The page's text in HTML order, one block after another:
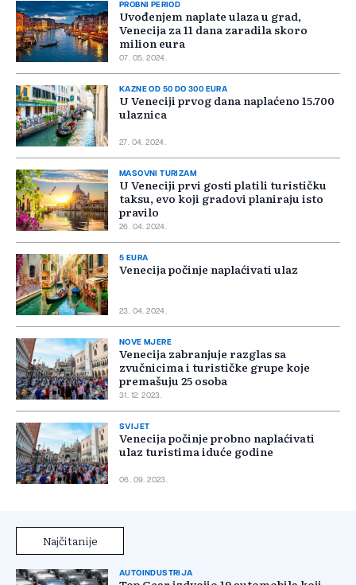
PROBNI PERIOD
Uvođenjem naplate ulaza u grad,
Venecija za 11 dana zaradila skoro
milion eura
07. 05. 2024.
KAZNE OD 50 DO 300 EURA
U Veneciji prvog dana naplaćeno 15.700
ulaznica
27. 04. 2024.
MASOVNI TURIZAM
U Veneciji prvi gosti platili turističku
taksu, evo koji gradovi planiraju isto
pravilo
26. 04. 2024.
5 EURA
Venecija počinje naplaćivati ulaz
23. 04. 2024.
NOVE MJERE
Venecija zabranjuje razglas sa
zvučnicima i turističke grupe koje
premašuju 25 osoba
31. 12. 2023.
SVIJET
Venecija počinje probno naplaćivati
ulaz turistima iduće godine
06. 09. 2023.
Najčitanije
AUTOINDUSTRIJA